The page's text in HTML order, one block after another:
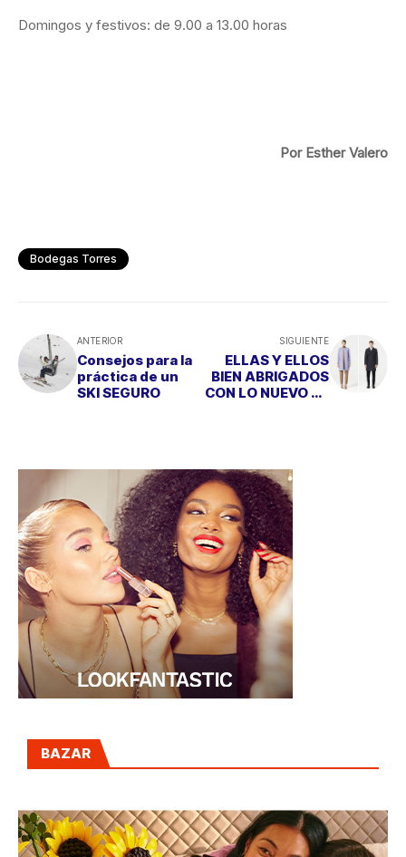
Domingos y festivos: de 9.00 a 13.00 horas
Por Esther Valero
Bodegas Torres
ANTERIOR
Consejos para la
práctica de un
SKI SEGURO
SIGUIENTE
ELLAS Y ELLOS
BIEN ABRIGADOS
CON LO NUEVO DE
BAZAR